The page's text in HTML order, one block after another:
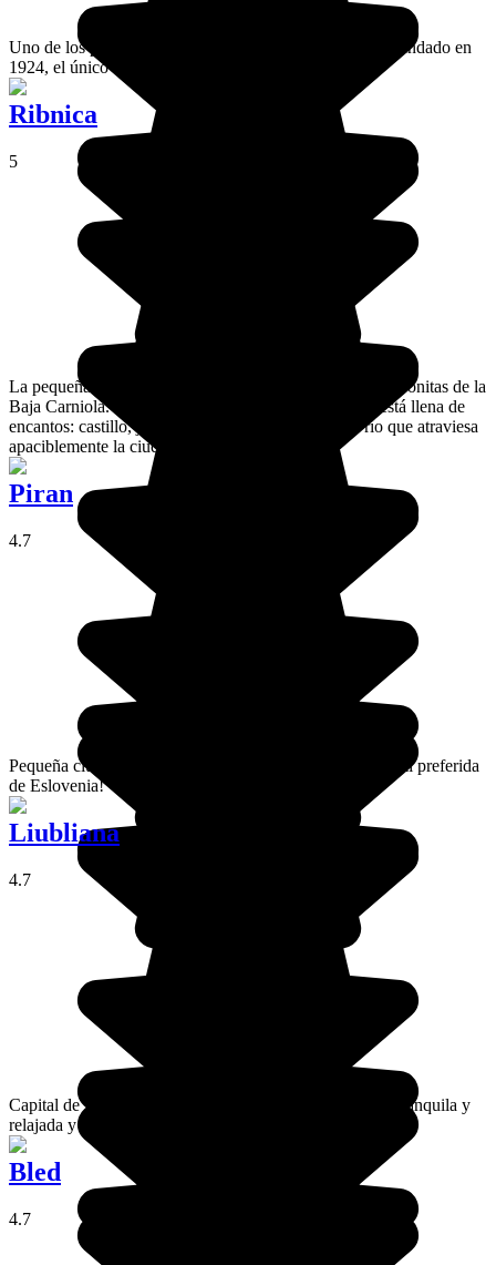
Uno de los parques nacionales europeos más antiguos, fundado en
1924, el único existente en Eslovenia.
Ribnica
5
La pequeña ciudad de Ribnica es una de las etapas más bonitas de la
Baja Carniola. Esta pequeña ciudad bien conservada está llena de
encantos: castillo, jardines, callejuelas antiguas, un río que atraviesa
apaciblemente la ciudad... ¡Mucho carácter!
Piran
4.7
Pequeña ciudad pintoresca al borde del mar Adriático: ¡mi preferida
de Eslovenia!
Liubliana
4.7
Capital de Eslovenia, esta ciudad, a imagen del país, es tranquila y
relajada y aguarda sorpresas con mucho encanto.
Bled
4.7